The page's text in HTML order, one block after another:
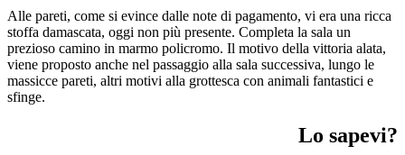
Alle pareti, come si evince dalle note di pagamento, vi era una ricca
stoffa damascata, oggi non più presente. Completa la sala un
prezioso camino in marmo policromo. Il motivo della vittoria alata,
viene proposto anche nel passaggio alla sala successiva, lungo le
massicce pareti, altri motivi alla grottesca con animali fantastici e
sfinge.
Lo sapevi?